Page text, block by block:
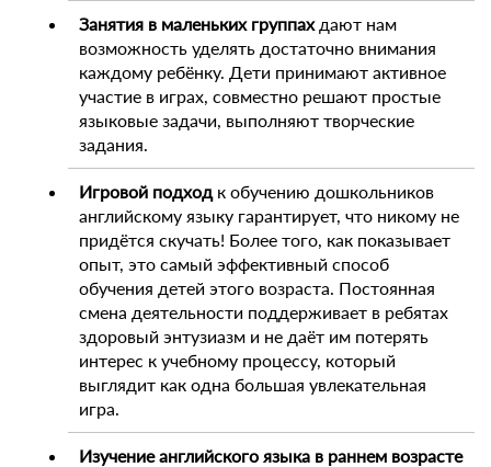
Занятия в маленьких группах дают нам
возможность уделять достаточно внимания
каждому ребёнку. Дети принимают активное
участие в играх, совместно решают простые
языковые задачи, выполняют творческие
задания.
Игровой подход к обучению дошкольников
английскому языку гарантирует, что никому не
придётся скучать! Более того, как показывает
опыт, это самый эффективный способ
обучения детей этого возраста. Постоянная
смена деятельности поддерживает в ребятах
здоровый энтузиазм и не даёт им потерять
интерес к учебному процессу, который
выглядит как одна большая увлекательная
игра.
Изучение английского языка в раннем возрасте